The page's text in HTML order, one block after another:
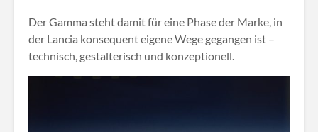
Der Gamma steht damit für eine Phase der Marke, in
der Lancia konsequent eigene Wege gegangen ist –
technisch, gestalterisch und konzeptionell.